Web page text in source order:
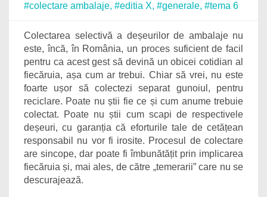
#colectare ambalaje, #editia X, #generale, #tema 6
Colectarea selectivă a deșeurilor de ambalaje nu
este, încă, în România, un proces suficient de facil
pentru ca acest gest să devină un obicei cotidian al
fiecăruia, așa cum ar trebui. Chiar să vrei, nu este
foarte ușor să colectezi separat gunoiul, pentru
reciclare. Poate nu știi fie ce și cum anume trebuie
colectat. Poate nu știi cum scapi de respectivele
deșeuri, cu garanția că eforturile tale de cetățean
responsabil nu vor fi irosite. Procesul de colectare
are sincope, dar poate fi îmbunătățit prin implicarea
fiecăruia și, mai ales, de către „temerarii” care nu se
descurajează.